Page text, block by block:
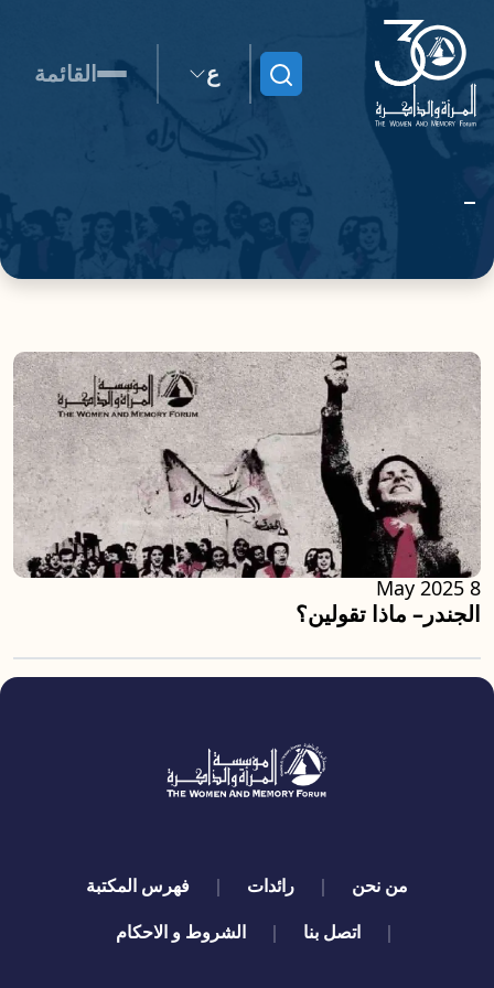
ابحث ع القائمة
الجندر– ماذا تقولين؟
8 May 2025
quick links
من نحن رائدات
فهرس المكتبة
اتصل بنا
الشروط و الاحكام